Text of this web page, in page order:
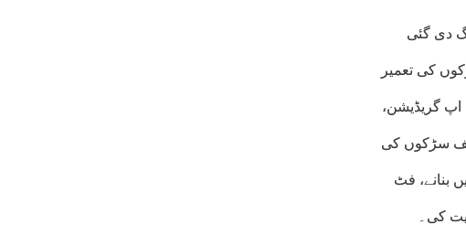
بریفنگ دی گئی
تک ساہیوال کی سڑکوں کی تعمیر
اپ گریڈیشن،
سڑکوں کی
بنانے، فٹ
کی۔